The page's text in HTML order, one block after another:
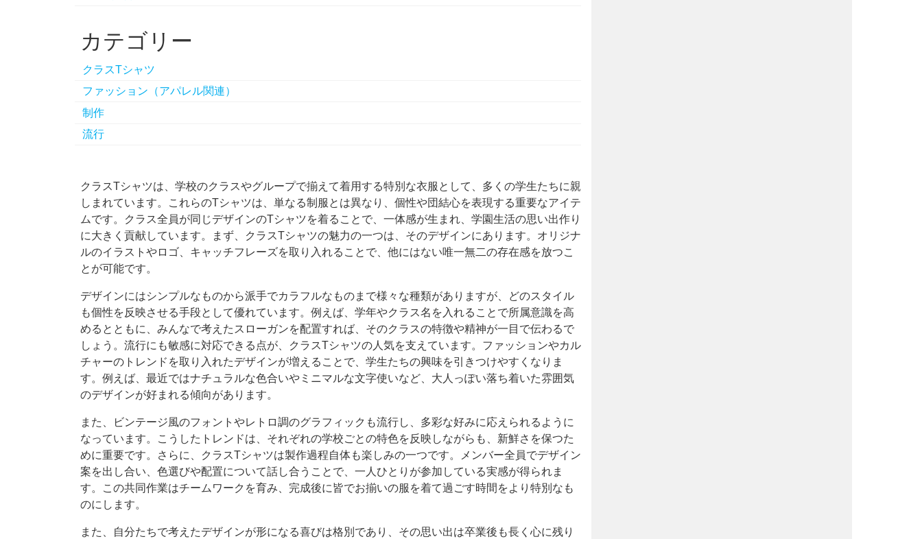
カテゴリー
クラスTシャツ
ファッション（アパレル関連）
制作
流行
クラスTシャツは、学校のクラスやグループで揃えて着用する特別な衣服として、多くの学生たちに親
しまれています。
これらのTシャツは、単なる制服とは異なり、個性や団結心を表現する重要なアイテ
ムです。クラス全員が同じデザインのTシャツを着ることで、一体感が生まれ、学園生活の思い出作り
に大きく貢献しています。まず、クラスTシャツの魅力の一つは、そのデザインにあります。オリジナ
ルのイラストやロゴ、キャッチフレーズを取り入れることで、他にはない唯一無二の存在感を放つこ
とが可能です。
デザインにはシンプルなものから派手でカラフルなものまで様々な種類がありますが、どのスタイル
も個性を反映させる手段として優れています。例えば、学年やクラス名を入れることで所属意識を高
めるとともに、みんなで考えたスローガンを配置すれば、そのクラスの特徴や精神が一目で伝わるで
しょう。流行にも敏感に対応できる点が、クラスTシャツの人気を支えています。ファッションやカル
チャーのトレンドを取り入れたデザインが増えることで、学生たちの興味を引きつけやすくなりま
す。例えば、最近ではナチュラルな色合いやミニマルな文字使いなど、大人っぽい落ち着いた雰囲気
のデザインが好まれる傾向があります。
また、ビンテージ風のフォントやレトロ調のグラフィックも流行し、多彩な好みに応えられるように
なっています。こうしたトレンドは、それぞれの学校ごとの特色を反映しながらも、新鮮さを保つた
めに重要です。さらに、クラスTシャツは製作過程自体も楽しみの一つです。メンバー全員でデザイン
案を出し合い、色選びや配置について話し合うことで、一人ひとりが参加している実感が得られま
す。この共同作業はチームワークを育み、完成後に皆でお揃いの服を着て過ごす時間をより特別なも
のにします。
また、自分たちで考えたデザインが形になる喜びは格別であり、その思い出は卒業後も長く心に残り